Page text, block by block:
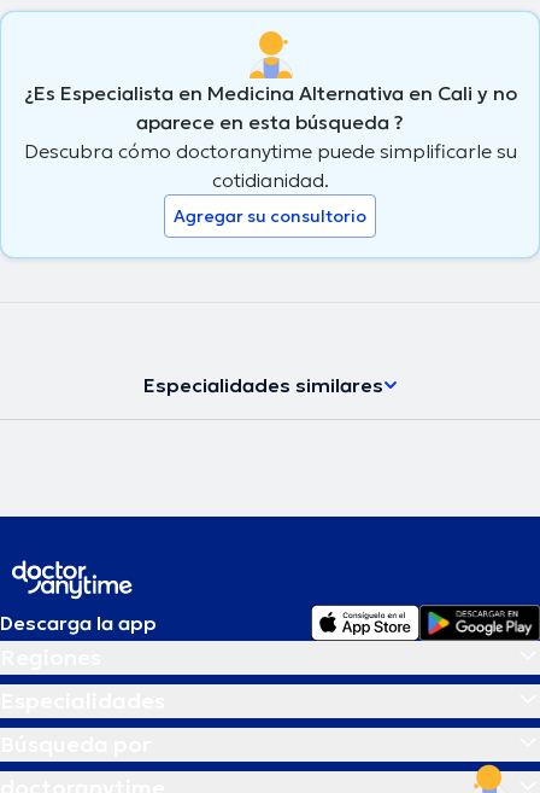
¿Es Especialista en Medicina Alternativa en Cali y no
aparece en esta búsqueda ?
Descubra cómo doctoranytime puede simplificarle su
cotidianidad.
Agregar su consultorio
Especialidades similares
Descarga la app